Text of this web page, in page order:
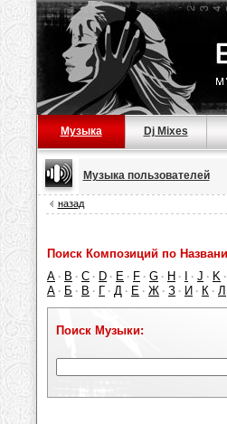
Музыка Dj Mixes
Музыка пользователей
назад
Поиск Композиций по
A · B · C · D · E · F · G · H · · J · K ·
А · Б · В · Г · Д · Е · Ж · З · И · К · Л
Поиск Музыки: